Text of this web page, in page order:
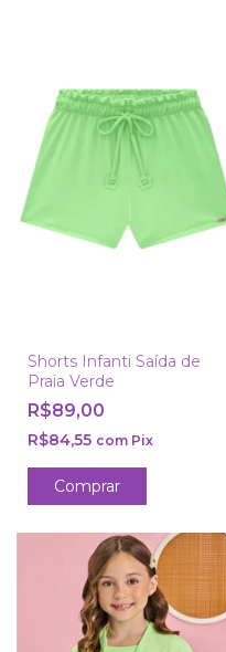
Shorts Infanti Saída de
Praia Verde
R$89,00
R$84,55 com Pix
Comprar